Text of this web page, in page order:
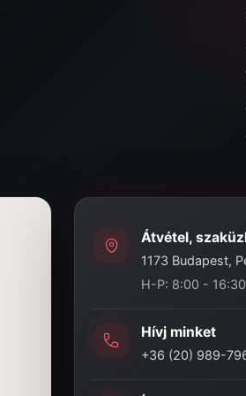
Átvétel,
1173 Budapest,
H-P: 8:00 - 16:30
Hívj minket
+36 (20) 989-